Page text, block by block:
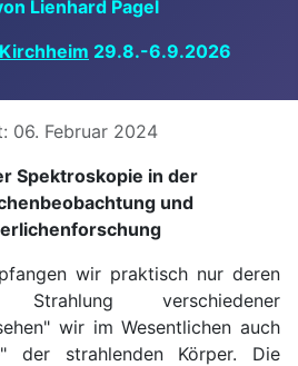
Lienhard Pagel
29.8.-6.9.2026
06. Februar 2024
Spektroskopie in der
und
wir praktisch nur deren
Strahlung verschiedener
wir im Wesentlichen auch
der strahlenden Körper. Die